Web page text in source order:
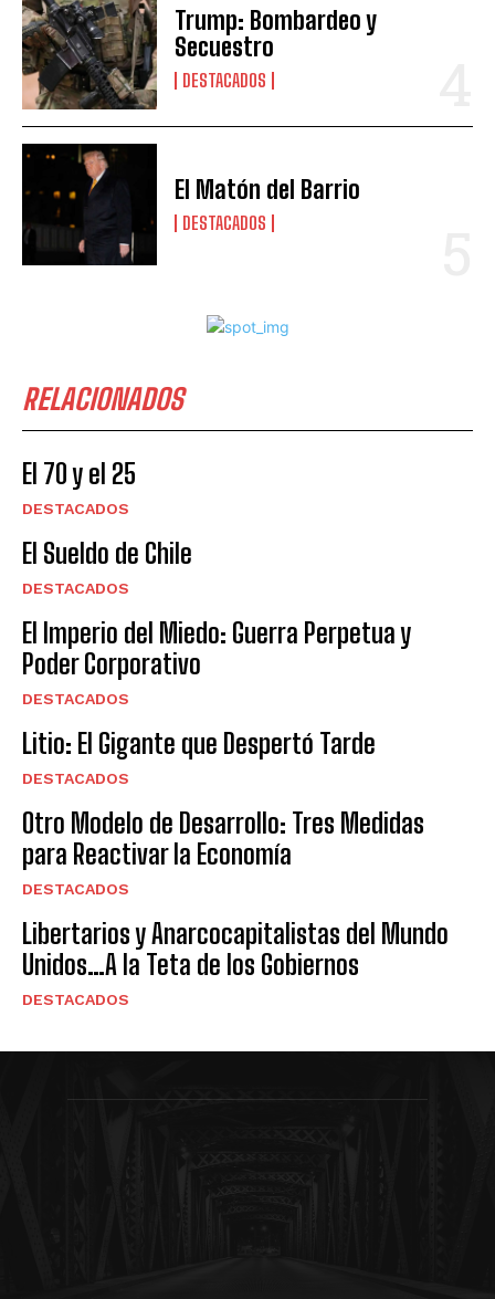
Trump: Bombardeo y
Secuestro
DESTACADOS
El Matón del Barrio
DESTACADOS
RELACIONADOS
El 70 y el 25
DESTACADOS
El Sueldo de Chile
DESTACADOS
El Imperio del Miedo: Guerra Perpetua y
Poder Corporativo
DESTACADOS
Litio: El Gigante que Despertó Tarde
DESTACADOS
Otro Modelo de Desarrollo: Tres Medidas
para Reactivar la Economía
DESTACADOS
Libertarios y Anarcocapitalistas del Mundo
Unidos…A la Teta de los Gobiernos
DESTACADOS